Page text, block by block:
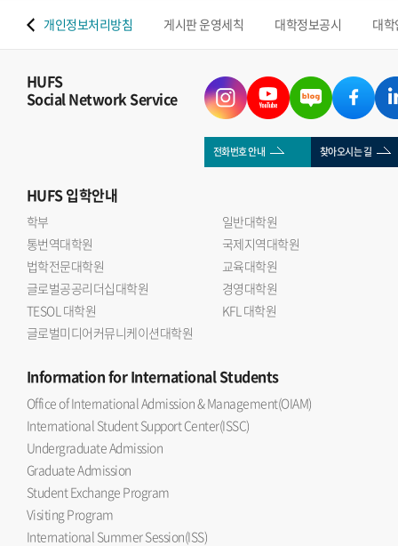
개인정보처리방침 게시판 운영세칙 대학정보공시 대
HUFS
Social Network Service
전화번호 안내 찾아오시는 길
HUFS입학안내
학부
일반대학원
통번역대학원
국제지역대학원
법학전문대학원
교육대학원
글로벌공공리더십대학원
경영대학원
TESOL 대학원
KFL 대학원
글로벌미디어커뮤니케이션대학원
Informationfor International Students
Office of International Admission & Management(OIAM)
International Student Support Center(ISSC)
Undergraduate Admission
Graduate Admission
Student Exchange Program
Visiting Program
International Summer Session(ISS)